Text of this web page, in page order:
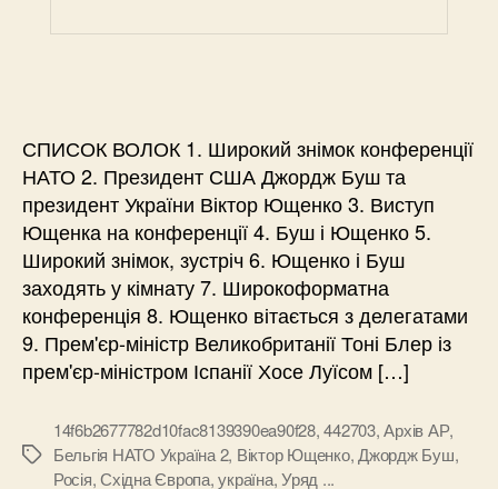
СПИСОК ВОЛОК 1. Широкий знімок конференції
НАТО 2. Президент США Джордж Буш та
президент України Віктор Ющенко 3. Виступ
Ющенка на конференції 4. Буш і Ющенко 5.
Широкий знімок, зустріч 6. Ющенко і Буш
заходять у кімнату 7. Широкоформатна
конференція 8. Ющенко вітається з делегатами
9. Прем'єр-міністр Великобританії Тоні Блер із
прем'єр-міністром Іспанії Хосе Луїсом […]
Позначки
14f6b2677782d10fac8139390ea90f28,442703,Архів АР,
Бельгія НАТО Україна 2, Віктор Ющенко,Джордж Буш,
Росія,Східна Європа,україна,Уряд ...